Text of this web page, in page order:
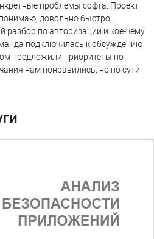
проблемы софта. Проект
довольно быстро.
разбор по авторизации и кое-чему
подключилась к обсуждению
предложили приоритеты по
нам понравились, но по сути